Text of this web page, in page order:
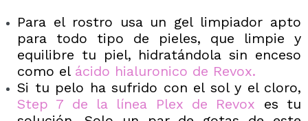
Para el rostro usa un gel limpiador apto
para todo tipo de pieles, que limpie y
equilibre tu piel, hidratándola sin enceso
como el ácido hialuronico de Revox.
Si tu pelo ha sufrido con el sol y el cloro,
Step 7 de la línea Plex de Revox es tu